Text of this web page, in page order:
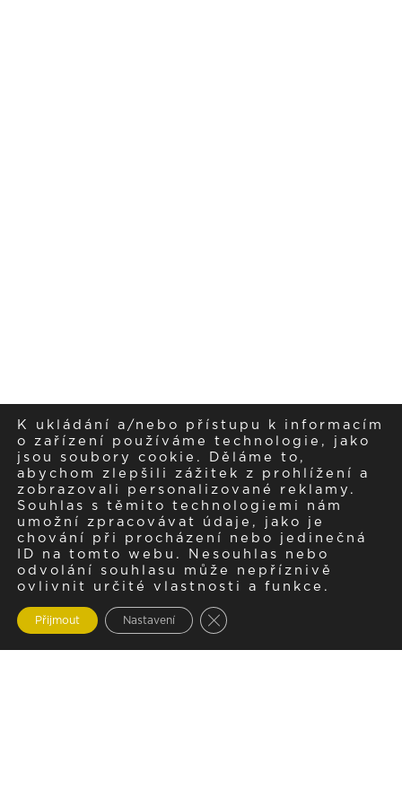
K ukládání a/nebo přístupu k informacím
o zařízení používáme technologie, jako
jsou soubory cookie. Děláme to,
abychom zlepšili zážitek z prohlížení a
zobrazovali personalizované reklamy.
Souhlas s těmito technologiemi nám
umožní zpracovávat údaje, jako je
chování při procházení nebo jedinečná
ID na tomto webu. Nesouhlas nebo
odvolání souhlasu může nepříznivě
ovlivnit určité vlastnosti a funkce.
Přijmout Nastavení Zavřít cookie lištu GDPR